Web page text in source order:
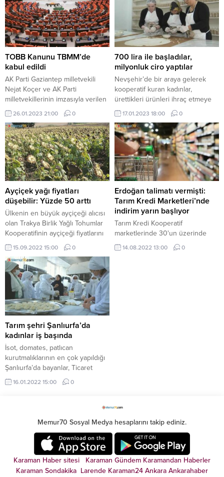
rekabet gücü yüksek şekilde
faaliyet göstermeleri hedefleniyor.
TOBB Kanunu TBMM’de
kabul edildi
AK Parti Gaziantep milletvekili
Nejat Koçer ve AK Parti
milletvekillerinin imzasıyla verilen
TOBB Kanunu ve Bazı Kanunlar
ile 640 sayılı KHK Değişiklik
Yapılmasına Dair Kanun Teklifi
görüşmeleri düzenlendi ve kabul
edildi.
26.01.2023 21:00 0
700 lira ile başladılar,
milyonluk ciro yaptılar
Nevşehir’de bir araya gelerek
kooperatif kuran kadınlar,
ürettikleri ürünleri ihraç etmeye
başladı.
17.01.2023 18:00 0
Ayçiçek yağı fiyatları
düşebilir: Yüzde 50 arttı
Ülkenin en büyük ayçiçeği alıcısı
olan Trakya Birlik Yağlı Tohumlar
Kooperatifinin ayçiçeği fiyatlarını
yağ oranlarına göre ton bazında
12 bin-13 ...
15.09.2022 15:00 0
Erdoğan talimatı vermişti:
Tarım Kredi Marketleri’nde
indirim yarın başlıyor
Tarım Kredi Kooperatif
marketlerinde 30'un üzerinde
temel tüketim ürününde indirim
başladı. 1.400 markette etiketler
14.08.2022 13:00 0
Tarım şehri Şanlıurfa’da
kadınlar iş başında
İsot, domates, patlıcan
kurutmalıklarının en çok yapıldığı
Şanlıurfa’da bayanlar, Ticaret
Bakanlığı’nın takviyesi ile
kooperatif çatısı altında ...
16.01.2022 15:00 0
Memur70 Sosyal Medya hesaplarını takip ediniz.
Karaman Haber sitesi Karaman Gündem Karamandan Haberler
Karaman Sondakika Larende Karaman24 Ankara Ankarahaber